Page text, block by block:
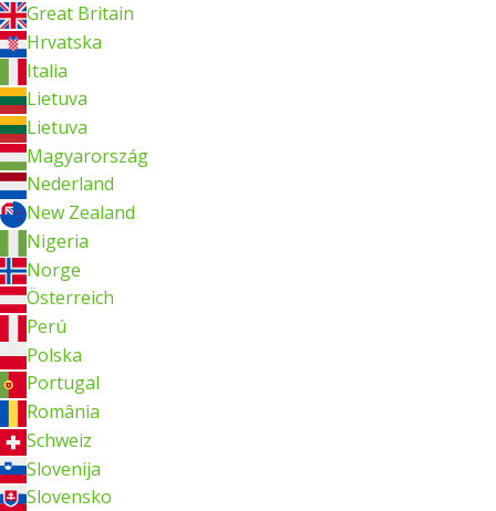
Great Britain
Hrvatska
Italia
Lietuva
Lietuva
Magyarország
Nederland
New Zealand
Nigeria
Norge
Österreich
Perú
Polska
Portugal
România
Schweiz
Slovenija
Slovensko